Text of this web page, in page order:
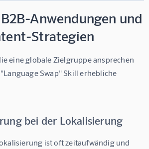
Anwendungen und
Strategien
eine globale Zielgruppe ansprechen
Swap" Skill erhebliche
bei der Lokalisierung
ist oft zeitaufwändig und